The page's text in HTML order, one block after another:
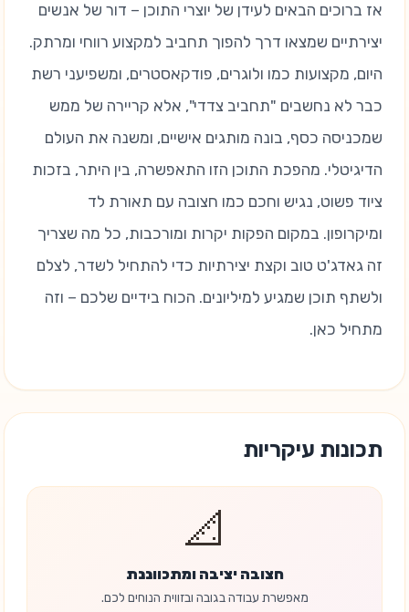
אז ברוכים הבאים לעידן של יוצרי התוכן – דור של אנשים
יצירתיים שמצאו דרך להפוך תחביב למקצוע רווחי ומרתק.
היום, מקצועות כמו ולוגרים, פודקאסטרים, ומשפיעני רשת
כבר לא נחשבים "תחביב צדדי", אלא קריירה של ממש
שמכניסה כסף, בונה מותגים אישיים, ומשנה את העולם
הדיגיטלי. מהפכת התוכן הזו התאפשרה, בין היתר, בזכות
ציוד פשוט, נגיש וחכם כמו חצובה עם תאורת לד
ומיקרופון. במקום הפקות יקרות ומורכבות, כל מה שצריך
זה גאדג'ט טוב וקצת יצירתיות כדי להתחיל לשדר, לצלם
ולשתף תוכן שמגיע למיליונים. הכוח בידיים שלכם – וזה
מתחיל כאן.
תכונות עיקריות
📐
חצובה יציבה ומתכווננת
מאפשרת עבודה בגובה ובזווית הנוחים לכם.